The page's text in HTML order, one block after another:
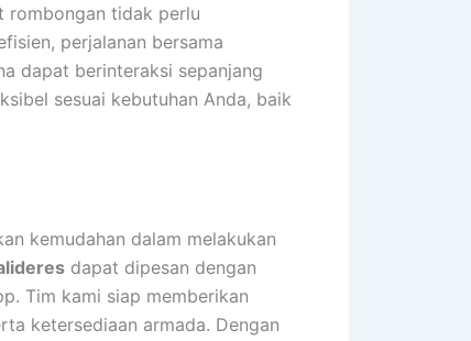
rombongan tidak perlu
perjalanan bersama
dapat berinteraksi sepanjang
sesuai kebutuhan Anda, baik
kemudahan dalam melakukan
dapat dipesan dengan
Tim kami siap memberikan
ketersediaan armada. Dengan